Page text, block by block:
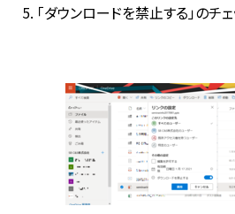
「ダウンロードを禁止する」のチ